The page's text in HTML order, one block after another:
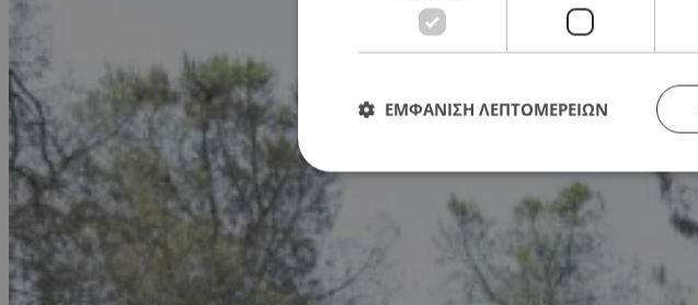
ΕΜΦΑΝΙΣΗ ΛΕΠΤΟΜΕΡΕΙΩΝ